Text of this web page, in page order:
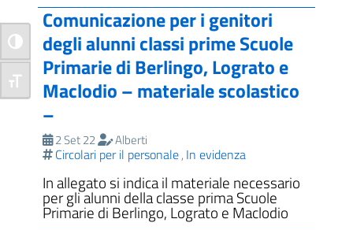
Attiva/disattiva alto contrasto
Attiva/disattiva dimensione testo
Comunicazione per i genitori
degli alunni classi prime Scuole
Primarie di Berlingo, Lograto e
Maclodio – materiale scolastico
–
2 Set 22 Alberti
Circolari per il personale, In evidenza
In allegato si indica il materiale necessario
per gli alunni della classe prima Scuole
Primarie di Berlingo, Lograto e Maclodio